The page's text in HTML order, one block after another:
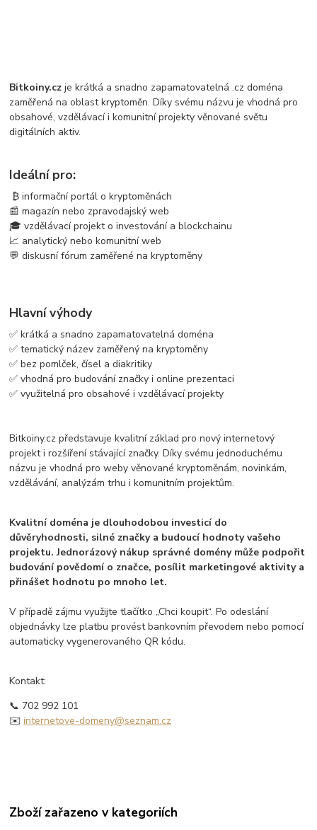
Bitkoiny.cz je krátká a snadno zapamatovatelná .cz doména
zaměřená na oblast kryptoměn. Díky svému názvu je vhodná pro
obsahové, vzdělávací i komunitní projekty věnované světu
digitálních aktiv.
Ideální pro:
₿ informační portál o kryptoměnách
📰 magazín nebo zpravodajský web
🎓 vzdělávací projekt o investování a blockchainu
📈 analytický nebo komunitní web
💬 diskusní fórum zaměřené na kryptoměny
Hlavní výhody
✅ krátká a snadno zapamatovatelná doména
✅ tematický název zaměřený na kryptoměny
✅ bez pomlček, čísel a diakritiky
✅ vhodná pro budování značky i online prezentaci
✅ využitelná pro obsahové i vzdělávací projekty
Bitkoiny.cz představuje kvalitní základ pro nový internetový
projekt i rozšíření stávající značky. Díky svému jednoduchému
názvu je vhodná pro weby věnované kryptoměnám, novinkám,
vzdělávání, analýzám trhu i komunitním projektům.
Kvalitní doména je dlouhodobou investicí do
důvěryhodnosti, silné značky a budoucí hodnoty vašeho
projektu. Jednorázový nákup správné domény může podpořit
budování povědomí o značce, posílit marketingové aktivity a
přinášet hodnotu po mnoho let.
V případě zájmu využijte tlačítko „Chci koupit“. Po odeslání
objednávky lze platbu provést bankovním převodem nebo pomocí
automaticky vygenerovaného QR kódu.
Kontakt:
📞 702 992 101
✉️internetove-domeny@seznam.cz
Zboží zařazeno v kategoriích